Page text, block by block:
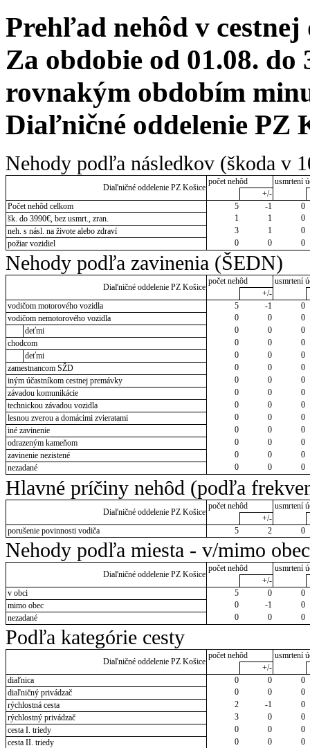
Prehľad nehôd v cestnej
Za obdobie od 01.08. do
rovnakým obdobím
Diaľničné oddelenie PZ
Nehody podľa následkov (škoda v
Diaľničné oddelenie PZ Košice
počet nehôd
usmrtení
+/-
Počet nehôd celkom
5 -1
0
šk. do 3990€, bez usmrt., zran.
1 1
0
neh. s násl. na živote alebo zdraví
3 1
0
požiar vozidiel
0 0 0
Nehody podľa zavinenia (ŠEDN)
Diaľničné oddelenie PZ Košice
počet nehôd
usmrtení
+/-
vodičom motorového vozidla
5 -1
0
vodičom nemotorového vozidla
0 0
0
deťmi
0 0
0
chodcom
0 0
0
deťmi
0 0
0
zamestnancom SŽD
0 0
0
iným účastníkom cestnej premávky
0 0
0
závadou komunikácie
0 0
0
technickou závadou vozidla
0 0
0
lesnou zverou a domácimi zvieratami
0 0
0
iné zavinenie
0 0
0
odrazeným kameňom
0 0
0
zavinenie nezistené
0 0
0
nezadané
0 0 0
Hlavné príčiny nehôd (podľa
Diaľničné oddelenie PZ Košice
počet nehôd
usmrtení
+/-
porušenie povinnosti vodiča
5 2 0
Nehody podľa miesta - v/mimo obec
Diaľničné oddelenie PZ Košice
počet nehôd
usmrtení
+/-
v obci
5 0
0
mimo obec
0 -1
0
nezadané
0 0 0
Podľa kategórie cesty
Diaľničné oddelenie PZ Košice
počet nehôd
usmrtení
+/-
diaľnica
0 0
0
diaľničný privádzač
0 0
0
rýchlostná cesta
2 -1
0
rýchlostný privádzač
3 0
0
cesta I. triedy
0 0
0
cesta II. triedy
0 0
0